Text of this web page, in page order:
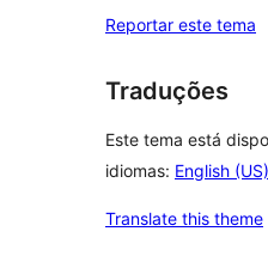
Reportar este tema
Traduções
Este tema está
idiomas: English (US)
Translate this theme